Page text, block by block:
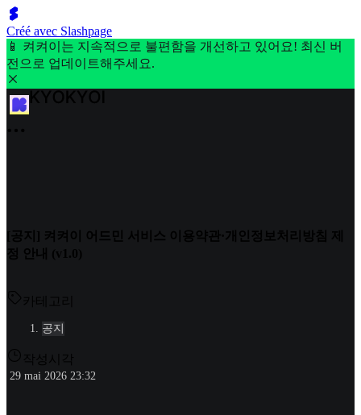
Créé avec Slashpage
📱 켜켜이는 지속적으로 불편함을 개선하고 있어요! 최신 버
전으로 업데이트해주세요.
[공지] 켜켜이 어드민 서비스 이용약관·개인정보처리방침 제
정 안내 (v1.0)
카테고리
공지
작성시각
29 mai 2026 23:32